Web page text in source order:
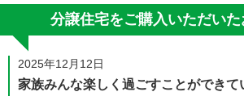
分譲住宅をご購入いただい
2025年12月12日
家族みんな楽しく過ごすことができて